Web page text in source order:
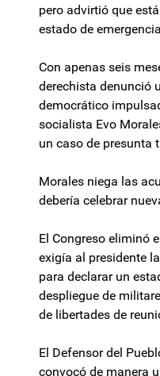
pero advirtió que
estado de
Con apenas seis
derechista denunció
democrático
socialista Evo
un caso de presunta
Morales niega las
debería celebrar
El Congreso eliminó
exigía al presidente
para declarar un
despliegue de
de libertades de
El Defensor del
convocó de manera